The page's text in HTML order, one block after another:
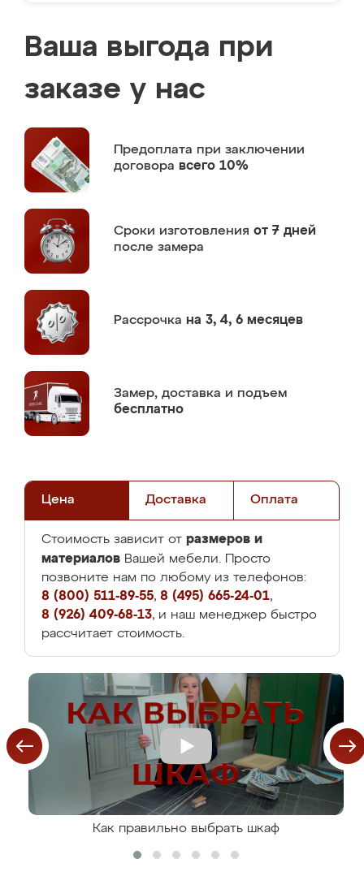
Ваша выгода при
заказе у нас
Предоплата при заключении
договора всего 10%
Сроки изготовления от 7 дней
после замера
Рассрочка на 3, 4, 6 месяцев
Замер, доставка и подъем
бесплатно
Цена Доставка Оплата
Стоимость зависит от размеров и
материалов Вашей мебели. Просто
позвоните нам по любому из телефонов:
8 (800) 511-89-55, 8 (495) 665-24-01,
8 (926) 409-68-13, и наш менеджер быстро
рассчитает стоимость.
Как правильно выбрать шкаф